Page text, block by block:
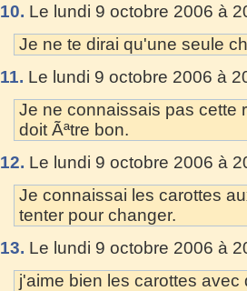
10. Le lundi 9 octobre 2006 à
Je ne te dirai qu'une seule
11. Le lundi 9 octobre 2006 à
Je ne connaissais pas cette
doit Ãªtre bon.
12. Le lundi 9 octobre 2006 à
Je connaissai les carottes
tenter pour changer.
13. Le lundi 9 octobre 2006 à
j'aime bien les carottes